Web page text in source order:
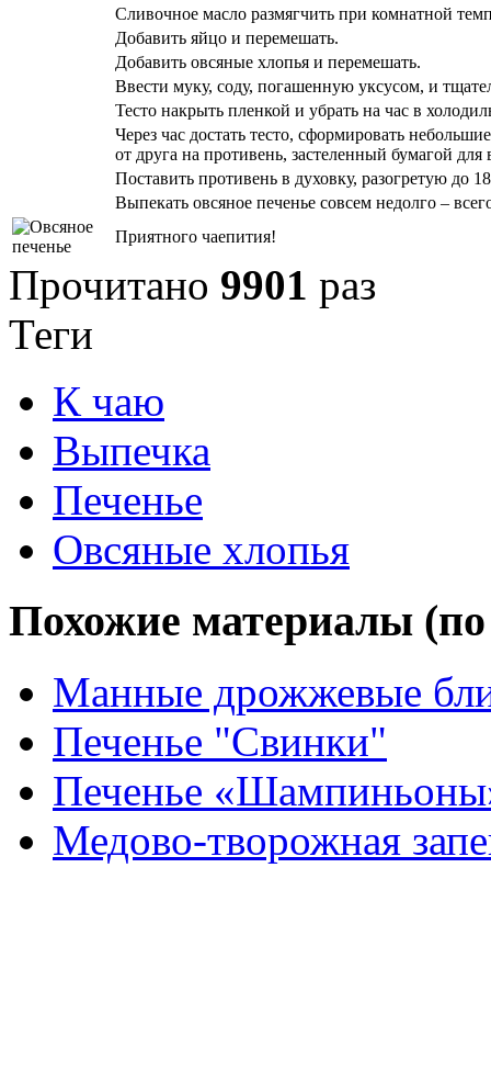
Сливочное масло размягчить при комнатной
Добавить яйцо и перемешать.
Добавить овсяные хлопья и перемешать.
Ввести муку, соду, погашенную уксусом, и
Тесто накрыть пленкой и убрать на час в
Через час достать тесто, сформировать
от друга на противень, застеленный бумагой
Поставить противень в духовку, разогретую до
Выпекать овсяное печенье совсем недолго –
Приятного чаепития!
Прочитано 9901 раз
Теги
К чаю
Выпечка
Печенье
Овсяные хлопья
Похожие материалы (по
Манные дрожжевые
Печенье "Свинки"
Печенье
Медово-творожная